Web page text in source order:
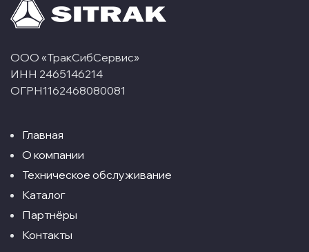
ООО «ТракСибСервис»
ИНН 2465146214
ОГРН1162468080081
Главная
О компании
Техническое обслуживание
Каталог
Партнёры
Контакты